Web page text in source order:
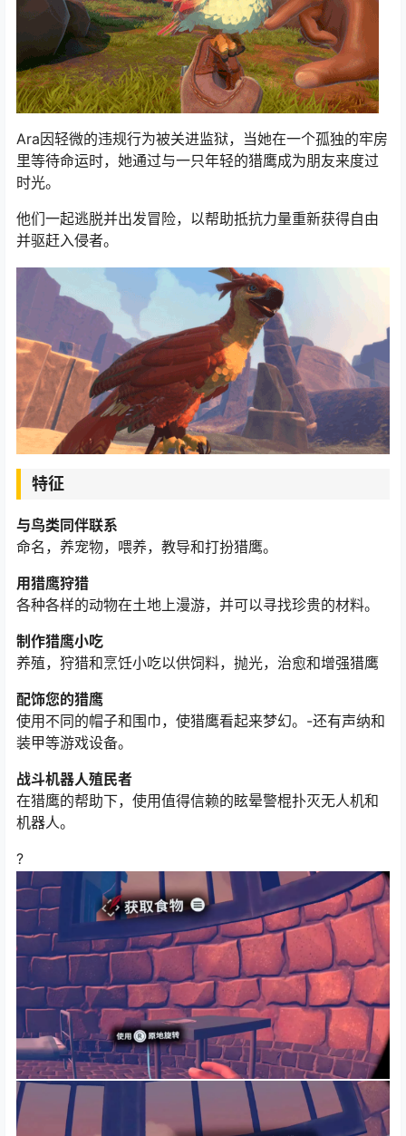
Ara因轻微的违规行为被关进监狱，当她在一个孤独的牢房
里等待命运时，她通过与一只年轻的猎鹰成为朋友来度过
时光。
他们一起逃脱并出发冒险，以帮助抵抗力量重新获得自由
并驱赶入侵者。
特征
与鸟类同伴联系
命名，养宠物，喂养，教导和打扮猎鹰。
用猎鹰狩猎
各种各样的动物在土地上漫游，并可以寻找珍贵的材料。
制作猎鹰小吃
养殖，狩猎和烹饪小吃以供饲料，抛光，治愈和增强猎鹰
配饰您的猎鹰
使用不同的帽子和围巾，使猎鹰看起来梦幻。-还有声纳和
装甲等游戏设备。
战斗机器人殖民者
在猎鹰的帮助下，使用值得信赖的眩晕警棍扑灭无人机和
机器人。
?